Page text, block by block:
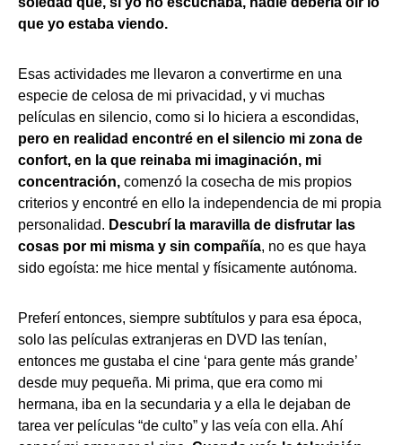
que yo estaba viendo.
Esas actividades me llevaron a convertirme en una
especie de celosa de mi privacidad, y vi muchas
películas en silencio, como si lo hiciera a escondidas,
pero en realidad encontré en el silencio mi zona de
confort, en la que reinaba mi imaginación, mi
concentración, comenzó la cosecha de mis propios
criterios y encontré en ello la independencia de mi propia
personalidad. Descubrí la maravilla de disfrutar las
cosas por mi misma y sin compañía, no es que haya
sido egoísta: me hice mental y físicamente autónoma.
Preferí entonces, siempre subtítulos y para esa época,
solo las películas extranjeras en DVD las tenían,
entonces me gustaba el cine ‘para gente más grande’
desde muy pequeña. Mi prima, que era como mi
hermana, iba en la secundaria y a ella le dejaban de
tarea ver películas “de culto” y las veía con ella. Ahí